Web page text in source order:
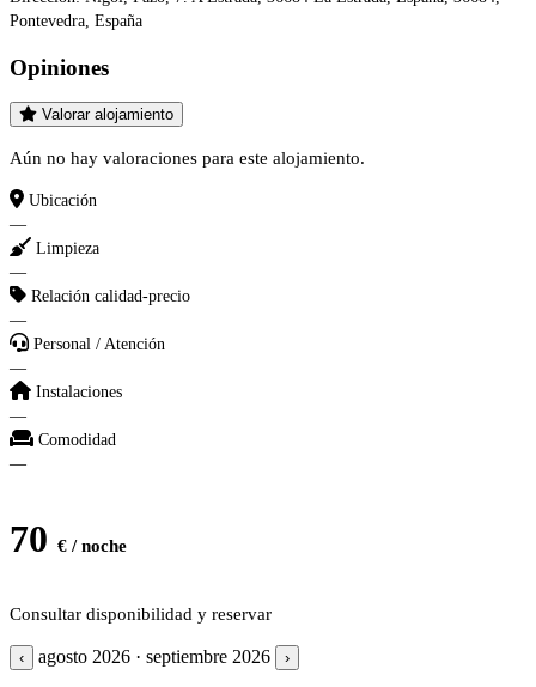
Pontevedra, España
Opiniones
Valorar alojamiento
Aún no hay valoraciones para este alojamiento.
Ubicación
—
Limpieza
—
Relación calidad-precio
—
Personal / Atención
—
Instalaciones
—
Comodidad
—
70 € / noche
Consultar disponibilidad y reservar
‹ agosto 2026 · septiembre 2026 ›